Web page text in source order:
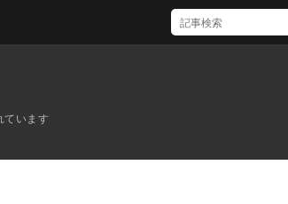
ています
吉野家の鰻皿二枚盛買ってきた